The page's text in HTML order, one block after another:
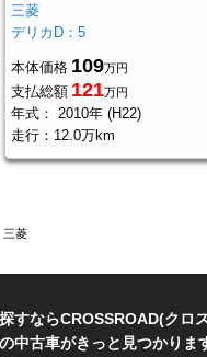
三菱
デリカD：5
本体価格 109万円
支払総額 121万円
年式：
2010年 (H22)
走行： 12.0万km
三菱
すならCROSSROAD(クロ
の中古車がきっと見つかりま